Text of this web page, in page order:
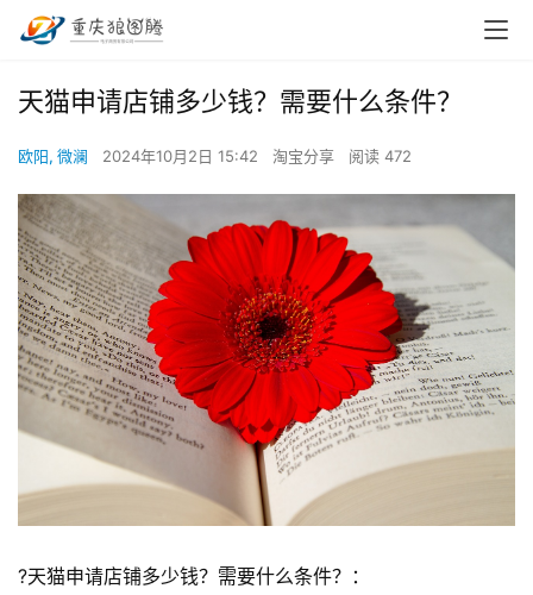
天猫申请店铺多少钱？需要什么条件？
欧阳, 微澜 2024年10月2日 15:42 淘宝分享 阅读 472
?天猫申请店铺多少钱？需要什么条件？：